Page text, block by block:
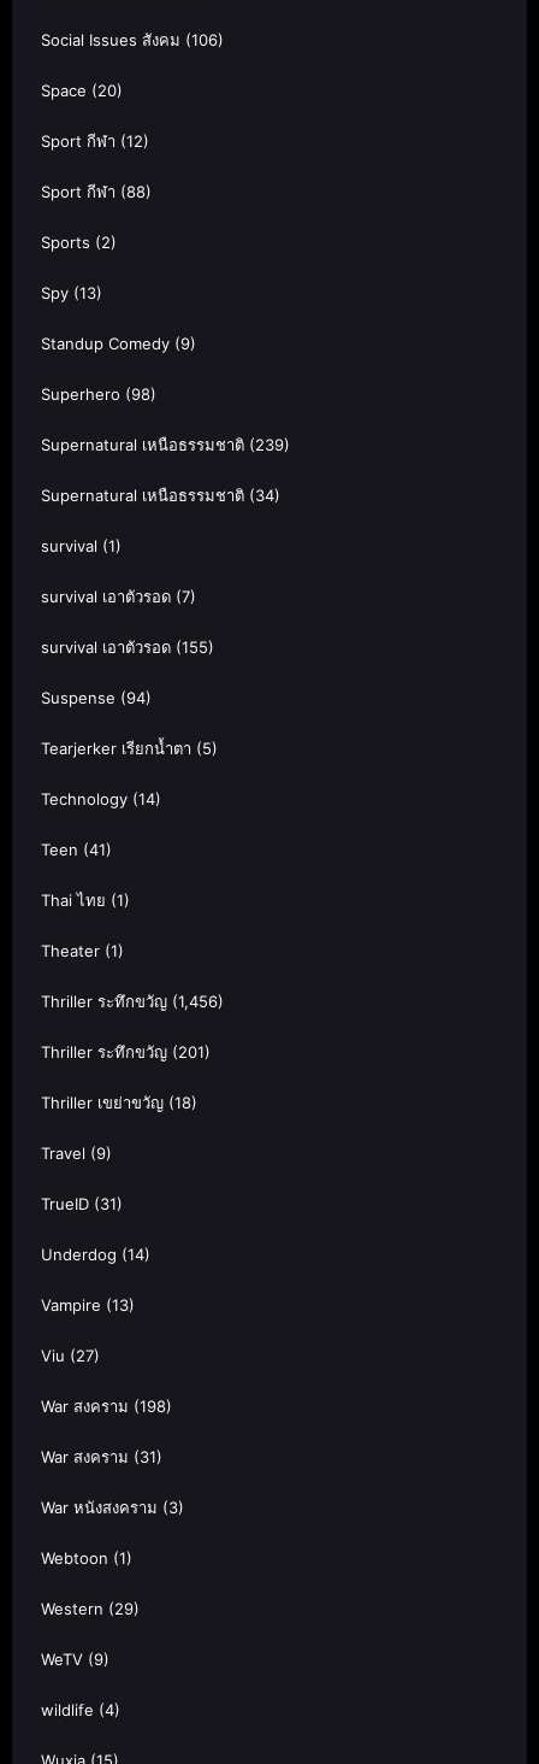
Social Issues สังคม (106)
Space (20)
Sport กีฬา (12)
Sport กีฬา (88)
Sports (2)
Spy (13)
Standup Comedy (9)
Superhero (98)
Supernatural เหนือธรรมชาติ (239)
Supernatural เหนือธรรมชาติ (34)
survival (1)
survival เอาตัวรอด (7)
survival เอาตัวรอด (155)
Suspense (94)
Tearjerker เรียกน้ำตา (5)
Technology (14)
Teen (41)
Thai ไทย (1)
Theater (1)
Thriller ระทึกขวัญ (1,456)
Thriller ระทึกขวัญ (201)
Thriller เขย่าขวัญ (18)
Travel (9)
TrueID (31)
Underdog (14)
Vampire (13)
Viu (27)
War สงคราม (198)
War สงคราม (31)
War หนังสงคราม (3)
Webtoon (1)
Western (29)
WeTV (9)
wildlife (4)